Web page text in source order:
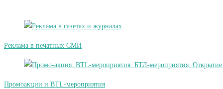
Реклама в печатных СМИ
Промоакции и BTL-мероприятия